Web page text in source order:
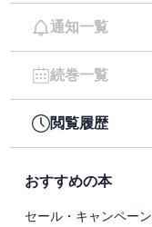
通知一覧
続巻一覧
閲覧履歴
おすすめの本
セール・キャンペーン